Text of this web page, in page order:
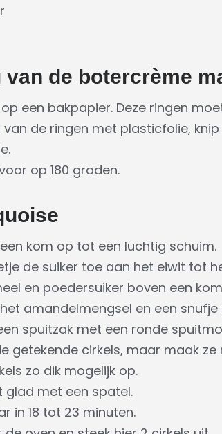
de botercrème
een bakpapier. Deze ringen
van de ringen met plasticfolie,
op 180 graden.
kom op tot een luchtig schuim.
de suiker toe aan het eiwit tot
en poedersuiker boven een
amandelmengsel en een
spuitzak met een ronde
getekende cirkels, maar maak
zo dik mogelijk op.
glad met een spatel.
in 18 tot 23 minuten.